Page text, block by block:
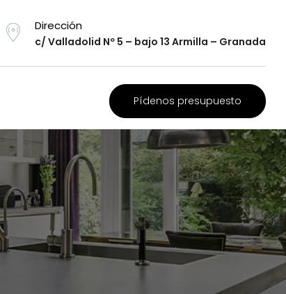
Dirección
c/ Valladolid Nº 5 – bajo 13 Armilla – Granada
Pídenos presupuesto